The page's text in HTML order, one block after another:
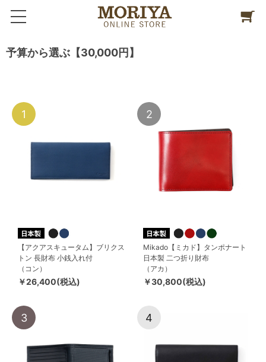
予算から選ぶ【30,000円】
1
【アクアスキュータム】ブリクス
トン 長財布 小銭入れ付
（コン）
￥26,400(税込)
2
Mikado【ミカド】タンポナート
日本製 二つ折り財布
（アカ）
￥30,800(税込)
3 4